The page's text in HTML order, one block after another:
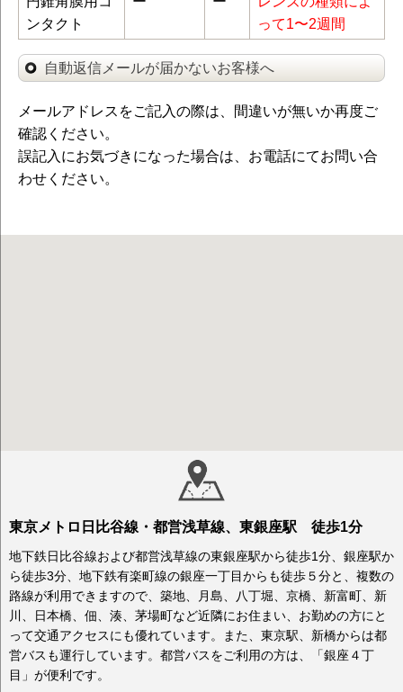
ンタクト
って1〜2週間
自動返信メールが届かないお客様へ
メールアドレスをご記入の際は、間違いが無いか再度ご
確認ください。
誤記入にお気づきになった場合は、お電話にてお問い合
わせください。
東京メトロ日比谷線・都営浅草線、東銀座駅 徒歩1分
地下鉄日比谷線および都営浅草線の東銀座駅から徒歩1分、銀座駅か
ら徒歩3分、地下鉄有楽町線の銀座一丁目からも徒歩５分と、複数の
路線が利用できますので、築地、月島、八丁堀、京橋、新富町、新
川、日本橋、佃、湊、茅場町など近隣にお住まい、お勤めの方にと
って交通アクセスにも優れています。また、東京駅、新橋からは都
営バスも運行しています。都営バスをご利用の方は、「銀座４丁
目」が便利です。